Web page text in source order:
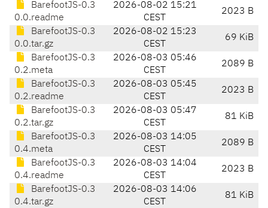
BarefootJS-0.3
0.0.readme
2026-08-02 15:21
CEST
2023 B
BarefootJS-0.3
0.0.tar.gz
2026-08-02 15:23
CEST
69 KiB
BarefootJS-0.3
0.2.meta
2026-08-03 05:46
CEST
2089 B
BarefootJS-0.3
0.2.readme
2026-08-03 05:45
CEST
2023 B
BarefootJS-0.3
0.2.tar.gz
2026-08-03 05:47
CEST
81 KiB
BarefootJS-0.3
0.4.meta
2026-08-03 14:05
CEST
2089 B
BarefootJS-0.3
0.4.readme
2026-08-03 14:04
CEST
2023 B
BarefootJS-0.3
0.4.tar.gz
2026-08-03 14:06
CEST
81 KiB